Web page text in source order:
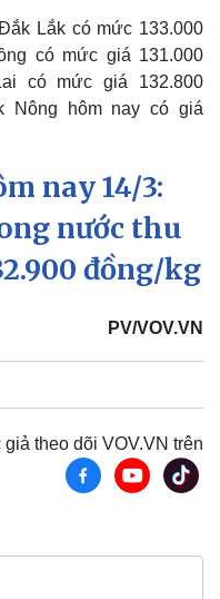
vàng
giá
cà phê
Lắk có mức 133.000
có mức giá 131.000
có mức giá 132.800
Nông hôm nay có giá
nay 14/3:
nước thu
đồng/kg
PV/VOV.VN
theo dõi VOV.VN trên